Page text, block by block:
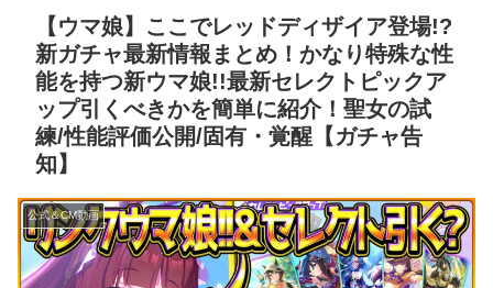
【ウマ娘】ここでレッドディザイア登場!?
新ガチャ最新情報まとめ！かなり特殊な性
能を持つ新ウマ娘!!最新セレクトピックア
ップ引くべきかを簡単に紹介！聖女の試
練/性能評価公開/固有・覚醒【ガチャ告
知】
公式＆CM動画